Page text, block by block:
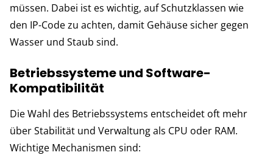
müssen. Dabei ist es wichtig, auf Schutzklassen wie
den IP-Code zu achten, damit Gehäuse sicher gegen
Wasser und Staub sind.
Betriebssysteme und Software-
Kompatibilität
Die Wahl des Betriebssystems entscheidet oft mehr
über Stabilität und Verwaltung als CPU oder RAM.
Wichtige Mechanismen sind: